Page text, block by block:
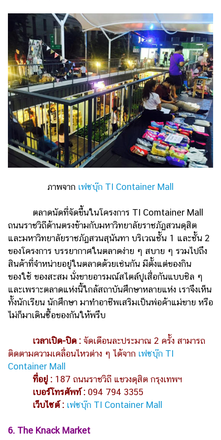
ภาพจาก เฟซบุ๊ก TI Container Mall
ตลาดนัดที่จัดขึ้นในโครงการ TI Comtainer Mall
ถนนราชวิถีด้านตรงข้ามกับมหาวิทยาลัยราชภัฏสวนดุสิต
และมหาวิทยาลัยราชภัฏสวนสุนันทา บริเวณชั้น 1 และชั้น 2
ของโครงการ บรรยากาศในตลาดง่าย ๆ สบาย ๆ รวมไปถึง
สินค้าที่จำหน่ายอยู่ในตลาดด้วยเช่นกัน มีตั้งแต่ของกิน
ของใช้ ของสะสม นั่งขายอารมณ์สไตล์ปูเสื่อกันแบบชิล ๆ
และเพราะตลาดแห่งนี้ใกล้สถาบันศึกษาหลายแห่ง เราจึงเห็น
ทั้งนักเรียน นักศึกษา มาทำอาชีพเสริมเป็นพ่อค้าแม่ขาย หรือ
ไม่ก็มาเดินซื้อของกันให้พรึบ
เวลาเปิด-ปิด : จัดเดือนละประมาณ 2 ครั้ง สามารถ
ติดตามความเคลื่อนไหวต่าง ๆ ได้จาก เฟซบุ๊ก TI
Container Mall
ที่อยู่ : 187 ถนนราชวิถี แขวงดุสิต กรุงเทพฯ
เบอร์โทรศัพท์ : 094 794 3355
เว็บไซต์ : เฟซบุ๊ก TI Container Mall
6. The Knack Market